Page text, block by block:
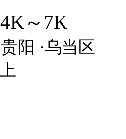
4K～7K
贵阳 ·乌当区